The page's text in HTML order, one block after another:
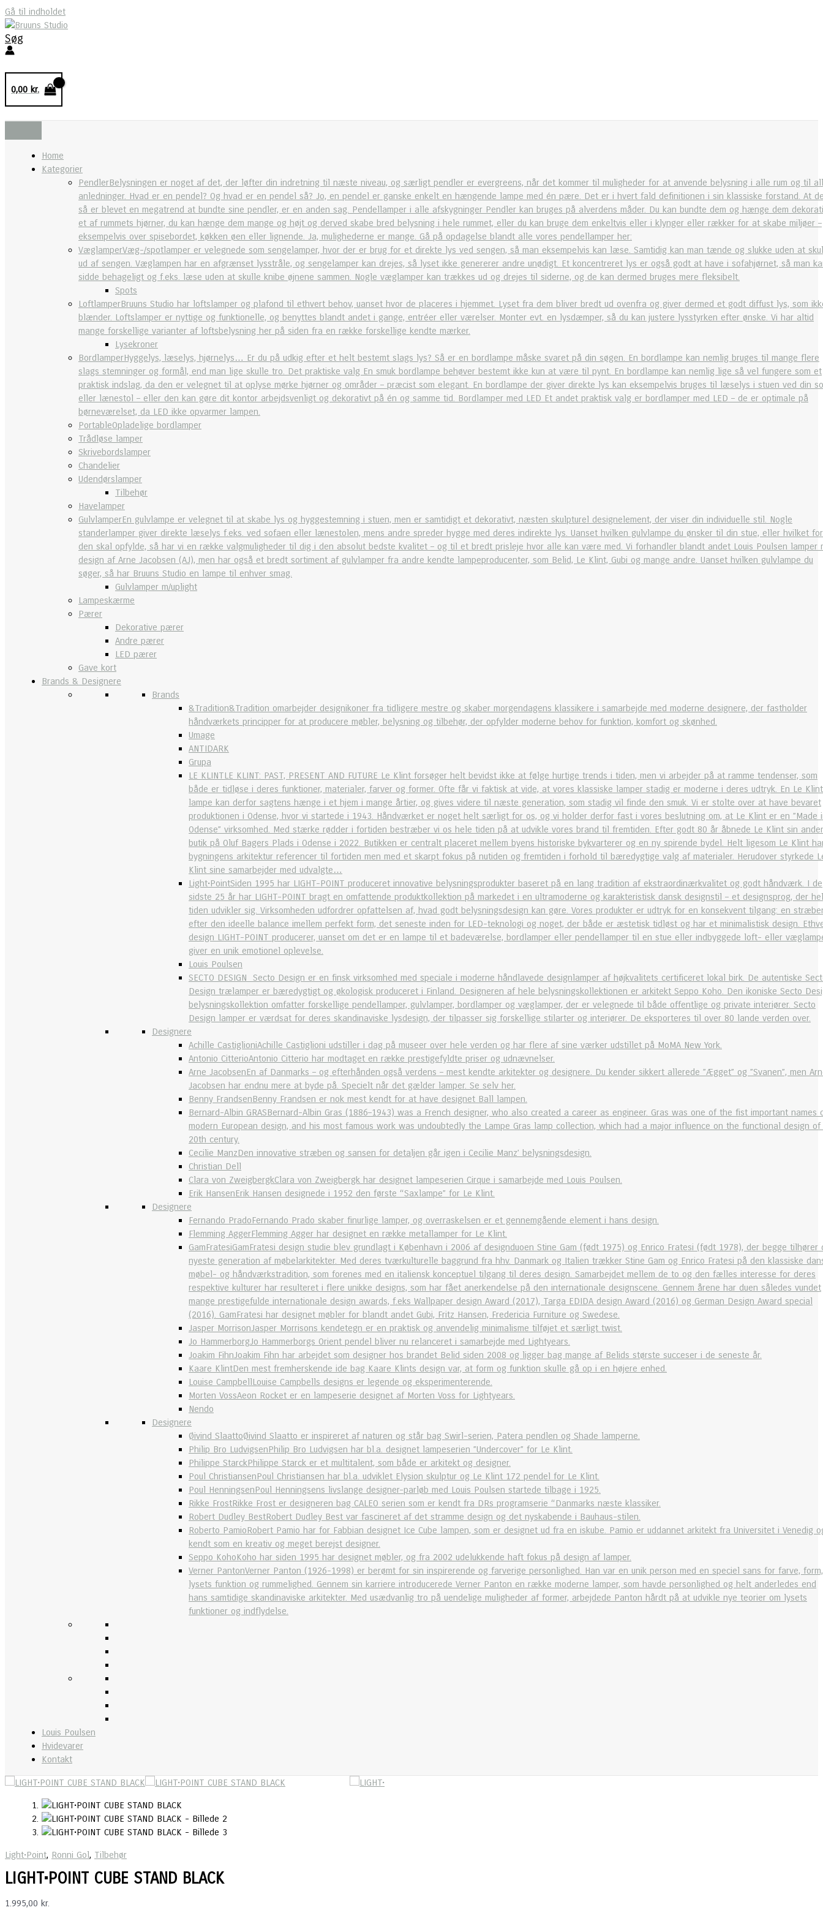
Gå til indholdet
Søg
0,00 kr.
Home
Kategorier
PendlerBelysningen er noget af det, der løfter din indretning til næste niveau, og særligt pendler er evergreens, når det kommer til muligheder for at anvende belysning i alle rum og til
anledninger. Hvad er en pendel? Og hvad er en pendel så? Jo, en pendel er ganske enkelt en hængende lampe med én pære. Det er i hvert fald definitionen i sin klassiske forstand. At
så er blevet en megatrend at bundte sine pendler, er en anden sag. Pendellamper i alle afskygninger Pendler kan bruges på alverdens måder. Du kan bundte dem og hænge dem
et af rummets hjørner, du kan hænge dem mange og højt og derved skabe bred belysning i hele rummet, eller du kan bruge dem enkeltvis eller i klynger eller rækker for at skabe miljøer –
eksempelvis over spisebordet, køkken øen eller lignende. Ja, mulighederne er mange. Gå på opdagelse blandt alle vores pendellamper her:
VæglamperVæg-/spotlamper er velegnede som sengelamper, hvor der er brug for et direkte lys ved sengen, så man eksempelvis kan læse. Samtidig kan man tænde og slukke uden at
ud af sengen. Væglampen har en afgrænset lysstråle, og sengelamper kan drejes, så lyset ikke genererer andre unødigt. Et koncentreret lys er også godt at have i sofahjørnet, så man
sidde behageligt og f.eks. læse uden at skulle knibe øjnene sammen. Nogle væglamper kan trækkes ud og drejes til siderne, og de kan dermed bruges mere fleksibelt.
Spots
LoftlamperBruuns Studio har loftslamper og plafond til ethvert behov, uanset hvor de placeres i hjemmet. Lyset fra dem bliver bredt ud ovenfra og giver dermed et godt diffust lys, som
blænder. Loftslamper er nyttige og funktionelle, og benyttes blandt andet i gange, entréer eller værelser. Monter evt. en lysdæmper, så du kan justere lysstyrken efter ønske. Vi har altid
mange forskellige varianter af loftsbelysning her på siden fra en række forskellige kendte mærker.
Lysekroner
BordlamperHyggelys, læselys, hjørnelys… Er du på udkig efter et helt bestemt slags lys? Så er en bordlampe måske svaret på din søgen. En bordlampe kan nemlig bruges til mange flere
slags stemninger og formål, end man lige skulle tro. Det praktiske valg En smuk bordlampe behøver bestemt ikke kun at være til pynt. En bordlampe kan nemlig lige så vel fungere som et
praktisk indslag, da den er velegnet til at oplyse mørke hjørner og områder – præcist som elegant. En bordlampe der giver direkte lys kan eksempelvis bruges til læselys i stuen ved din
eller lænestol – eller den kan gøre dit kontor arbejdsvenligt og dekorativt på én og samme tid. Bordlamper med LED Et andet praktisk valg er bordlamper med LED – de er optimale på
børneværelset, da LED ikke opvarmer lampen.
PortableOpladelige bordlamper
Trådløse lamper
Skrivebordslamper
Chandelier
Udendørslamper
Tilbehør
Havelamper
GulvlamperEn gulvlampe er velegnet til at skabe lys og hyggestemning i stuen, men er samtidigt et dekorativt, næsten skulpturel designelement, der viser din individuelle stil. Nogle
standerlamper giver direkte læselys f.eks. ved sofaen eller lænestolen, mens andre spreder hygge med deres indirekte lys. Uanset hvilken gulvlampe du ønsker til din stue, eller hvilket
den skal opfylde, så har vi en række valgmuligheder til dig i den absolut bedste kvalitet – og til et bredt prisleje hvor alle kan være med. Vi forhandler blandt andet Louis Poulsen lamper
design af Arne Jacobsen (AJ), men har også et bredt sortiment af gulvlamper fra andre kendte lampeproducenter, som Belid, Le Klint, Gubi og mange andre. Uanset hvilken gulvlampe du
søger, så har Bruuns Studio en lampe til enhver smag.
Gulvlamper m/uplight
Lampeskærme
Pærer
Dekorative pærer
Andre pærer
LED pærer
Gave kort
Brands & Designere
Brands
&Tradition&Tradition omarbejder designikoner fra tidligere mestre og skaber morgendagens klassikere i samarbejde med moderne designere, der fastholder
håndværkets principper for at producere møbler, belysning og tilbehør, der opfylder moderne behov for funktion, komfort og skønhed.
Umage
ANTIDARK
Grupa
LE KLINTLE KLINT: PAST, PRESENT AND FUTURE Le Klint forsøger helt bevidst ikke at følge hurtige trends i tiden, men vi arbejder på at ramme tendenser, som
både er tidløse i deres funktioner, materialer, farver og former. Ofte får vi faktisk at vide, at vores klassiske lamper stadig er moderne i deres udtryk. En Le Klint
lampe kan derfor sagtens hænge i et hjem i mange årtier, og gives videre til næste generation, som stadig vil finde den smuk. Vi er stolte over at have bevaret
produktionen i Odense, hvor vi startede i 1943. Håndværket er noget helt særligt for os, og vi holder derfor fast i vores beslutning om, at Le Klint er en ”Made
Odense” virksomhed. Med stærke rødder i fortiden bestræber vi os hele tiden på at udvikle vores brand til fremtiden. Efter godt 80 år åbnede Le Klint sin
butik på Oluf Bagers Plads i Odense i 2022. Butikken er centralt placeret mellem byens historiske bykvarterer og en ny spirende bydel. Helt ligesom Le Klint
bygningens arkitektur referencer til fortiden men med et skarpt fokus på nutiden og fremtiden i forhold til bæredygtige valg af materialer. Herudover styrkede
Klint sine samarbejder med udvalgte…
Light•PointSiden 1995 har LIGHT-POINT produceret innovative belysningsprodukter baseret på en lang tradition af ekstraordinærkvalitet og godt håndværk. I de
sidste 25 år har LIGHT-POINT bragt en omfattende produktkollektion på markedet i en ultramoderne og karakteristisk dansk designstil – et designsprog, der
tiden udvikler sig. Virksomheden udfordrer opfattelsen af, hvad godt belysningsdesign kan gøre. Vores produkter er udtryk for en konsekvent tilgang: en
efter den ideelle balance imellem perfekt form, det seneste inden for LED-teknologi og noget, der både er æstetisk tidløst og har et minimalistisk design.
design LIGHT-POINT producerer, uanset om det er en lampe til et badeværelse, bordlamper eller pendellamper til en stue eller indbyggede loft- eller
giver en unik emotionel oplevelse.
Louis Poulsen
SECTO DESIGN Secto Design er en finsk virksomhed med speciale i moderne håndlavede designlamper af højkvalitets certificeret lokal birk. De autentiske
Design trælamper er bæredygtigt og økologisk produceret i Finland. Designeren af ​​hele belysningskollektionen er arkitekt Seppo Koho. Den ikoniske Secto
belysningskollektion omfatter forskellige pendellamper, gulvlamper, bordlamper og væglamper, der er velegnede til både offentlige og private interiører. Secto
Design lamper er værdsat for deres skandinaviske lysdesign, der tilpasser sig forskellige stilarter og interiører. De eksporteres til over 80 lande verden over.
Designere
Achille CastiglioniAchille Castiglioni udstiller i dag på museer over hele verden og har flere af sine værker udstillet på MoMA New York.
Antonio CitterioAntonio Citterio har modtaget en række prestigefyldte priser og udnævnelser.
Arne JacobsenEn af Danmarks – og efterhånden også verdens – mest kendte arkitekter og designere. Du kender sikkert allerede ”Ægget” og ”Svanen”, men
Jacobsen har endnu mere at byde på. Specielt når det gælder lamper. Se selv her.
Benny FrandsenBenny Frandsen er nok mest kendt for at have designet Ball lampen.
Bernard-Albin GRASBernard-Albin Gras (1886–1943) was a French designer, who also created a career as engineer. Gras was one of the fist important names
modern European design, and his most famous work was undoubtedly the Lampe Gras lamp collection, which had a major influence on the functional design
20th century.
Cecilie ManzDen innovative stræben og sansen for detaljen går igen i Cecilie Manz’ belysningsdesign.
Christian Dell
Clara von ZweigbergkClara von Zweigbergk har designet lampeserien Cirque i samarbejde med Louis Poulsen.
Erik HansenErik Hansen designede i 1952 den første “Saxlampe” for Le Klint.
Designere
Fernando PradoFernando Prado skaber finurlige lamper, og overraskelsen er et gennemgående element i hans design.
Flemming AggerFlemming Agger har designet en række metallamper for Le Klint.
GamFratesiGamFratesi design studie blev grundlagt i København i 2006 af designduoen Stine Gam (født 1975) og Enrico Fratesi (født 1978), der begge tilhører
nyeste generation af møbelarkitekter. Med deres tværkulturelle baggrund fra hhv. Danmark og Italien trækker Stine Gam og Enrico Fratesi på den klassiske
møbel- og håndværkstradition, som forenes med en italiensk konceptuel tilgang til deres design. Samarbejdet mellem de to og den fælles interesse for deres
respektive kulturer har resulteret i flere unikke designs, som har fået anerkendelse på den internationale designscene. Gennem årene har duen således vundet
mange prestigefulde internationale design awards, f.eks Wallpaper design Award (2017), Targa EDIDA design Award (2016) og German Design Award special
(2016). GamFratesi har designet møbler for blandt andet Gubi, Fritz Hansen, Fredericia Furniture og Swedese.
Jasper MorrisonJasper Morrisons kendetegn er en praktisk og anvendelig minimalisme tilføjet et særligt twist.
Jo HammerborgJo Hammerborgs Orient pendel bliver nu relanceret i samarbejde med Lightyears.
Joakim FihnJoakim Fihn har arbejdet som designer hos brandet Belid siden 2008 og ligger bag mange af Belids største succeser i de seneste år.
Kaare KlintDen mest fremherskende ide bag Kaare Klints design var, at form og funktion skulle gå op i en højere enhed.
Louise CampbellLouise Campbells designs er legende og eksperimenterende.
Morten VossAeon Rocket er en lampeserie designet af Morten Voss for Lightyears.
Nendo
Designere
Øivind SlaattoØivind Slaatto er inspireret af naturen og står bag Swirl-serien, Patera pendlen og Shade lamperne.
Philip Bro LudvigsenPhilip Bro Ludvigsen har bl.a. designet lampeserien ”Undercover” for Le Klint.
Philippe StarckPhilippe Starck er et multitalent, som både er arkitekt og designer.
Poul ChristiansenPoul Christiansen har bl.a. udviklet Elysion skulptur og Le Klint 172 pendel for Le Klint.
Poul HenningsenPoul Henningsens livslange designer-parløb med Louis Poulsen startede tilbage i 1925.
Rikke FrostRikke Frost er designeren bag CALEO serien som er kendt fra DRs programserie “Danmarks næste klassiker.
Robert Dudley BestRobert Dudley Best var fascineret af det stramme design og det nyskabende i Bauhaus-stilen.
Roberto PamioRobert Pamio har for Fabbian designet Ice Cube lampen, som er designet ud fra en iskube. Pamio er uddannet arkitekt fra Universitet i Venedig
kendt som en kreativ og meget berejst designer.
Seppo KohoKoho har siden 1995 har designet møbler, og fra 2002 udelukkende haft fokus på design af lamper.
Verner PantonVerner Panton (1926-1998) er berømt for sin inspirerende og farverige personlighed. Han var en unik person med en speciel sans for farve, form,
lysets funktion og rummelighed. Gennem sin karriere introducerede Verner Panton en række moderne lamper, som havde personlighed og helt anderledes end
hans samtidige skandinaviske arkitekter. Med usædvanlig tro på uendelige muligheder af former, arbejdede Panton hårdt på at udvikle nye teorier om lysets
funktioner og indflydelse.
Louis Poulsen
Hvidevarer
Kontakt
Light•Point, Ronni Gol, Tilbehør
LIGHT•POINT CUBE STAND BLACK
1.995,00 kr.